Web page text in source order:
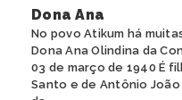
Dona Ana
No povo Atikum há
Dona Ana Olindina da
03 de março de 1940 É
Santo e de Antônio